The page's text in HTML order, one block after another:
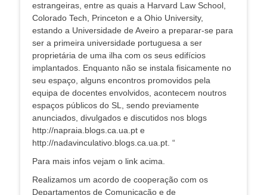
estrangeiras, entre as quais a Harvard Law School,
Colorado Tech, Princeton e a Ohio University,
estando a Universidade de Aveiro a preparar-se para
ser a primeira universidade portuguesa a ser
proprietária de uma ilha com os seus edifícios
implantados. Enquanto não se instala fisicamente no
seu espaço, alguns encontros promovidos pela
equipa de docentes envolvidos, acontecem noutros
espaços públicos do SL, sendo previamente
anunciados, divulgados e discutidos nos blogs
http://napraia.blogs.ca.ua.pt e
http://nadavinculativo.blogs.ca.ua.pt. “
Para mais infos vejam o link acima.
Realizamos um acordo de cooperação com os
Departamentos de Comunicação e de